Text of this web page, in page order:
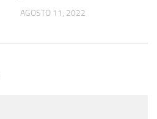
AGOSTO 11, 2022